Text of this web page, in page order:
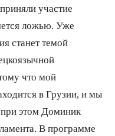
участие
ложью. Уже
станет темой
что мой
в Грузии, и мы
при этом Доминик
В программе